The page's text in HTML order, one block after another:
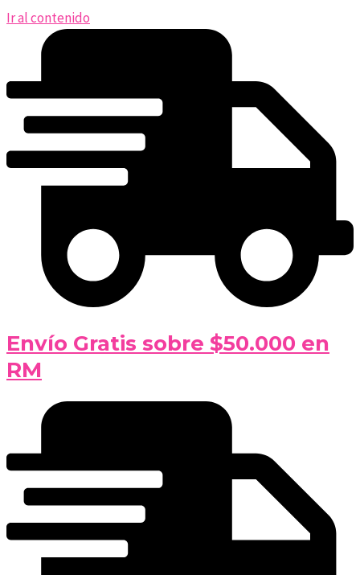
Ir al contenido
Envío Gratis sobre $50.000 en
RM